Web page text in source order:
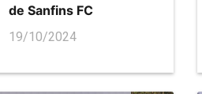
de Sanfins FC
19/10/2024